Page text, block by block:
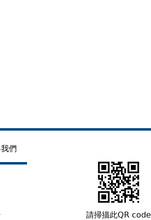
們
請掃描此QR code